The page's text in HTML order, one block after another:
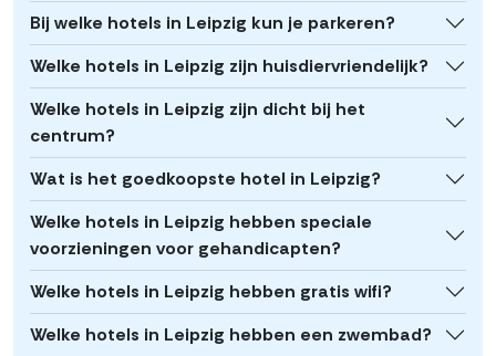
Bij welke hotels in Leipzig kun je parkeren?
Welke hotels in Leipzig zijn huisdiervriendelijk?
Welke hotels in Leipzig zijn dicht bij het
centrum?
Wat is het goedkoopste hotel in Leipzig?
Welke hotels in Leipzig hebben speciale
voorzieningen voor gehandicapten?
Welke hotels in Leipzig hebben gratis wifi?
Welke hotels in Leipzig hebben een zwembad?